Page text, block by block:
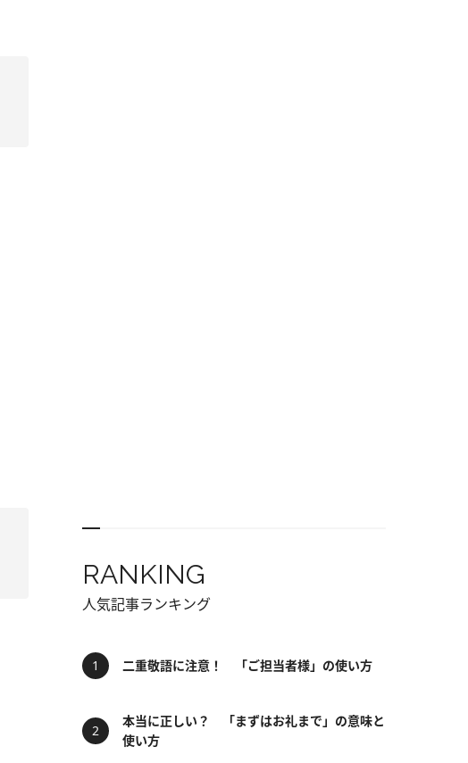
RANKING
人気記事ランキング
二重敬語に注意！ 「ご担当者様」の使い方
本当に正しい？ 「まずはお礼まで」の意味と
使い方